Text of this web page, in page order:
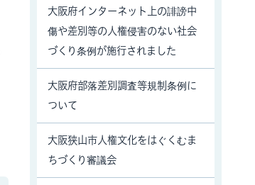
大阪府インターネット上の誹謗中
傷や差別等の人権侵害のない社会
づくり条例が施行されました
大阪府部落差別調査等規制条例に
ついて
大阪狭山市人権文化をはぐくむま
ちづくり審議会